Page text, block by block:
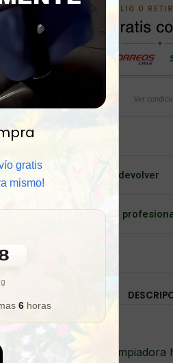
gratis
mismo!
6 horas
Ver
por mayor
8 meses para cambiar o devolver
al cliente y/o Asesoría
regalo
¿Buscas una